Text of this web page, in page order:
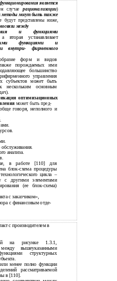
является
случаерационализации)
методы могут быть также
будут представлены ниже,
между
и функциями
вторая устанавливает
функциями и
внутри- фирменного
форм и видов
порождаемых ими
большинство
управления
субъектов может быть
нескольким основным
оптимизационных
может быть пред-
говоря, неполного и
обслуживания.
анализа.
в работе [110] для
блок-схема процедуры
цикла –
с другими элементами
(ее блок-схема)
с заказчиком»,
с финансовым отде-
с производителем в
на рисунке 1.3.1,
между вышеуказанными
структурных
менее полно функции
рассматриваемой
в [110].